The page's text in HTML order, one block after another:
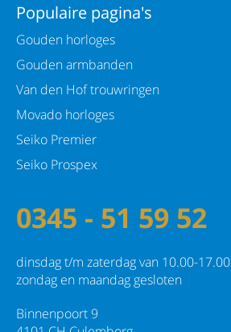
Populaire pagina's
Gouden horloges
Gouden armbanden
Van den Hof trouwringen
Movado horloges
Seiko Premier
Seiko Prospex
0345 - 51 59 52
dinsdag t/m zaterdag van 10.00-17.00
zondag en maandag gesloten
Binnenpoort 9